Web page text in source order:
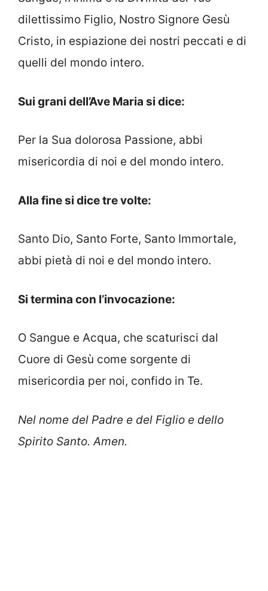
dilettissimo Figlio, Nostro Signore Gesù
Cristo, in espiazione dei nostri peccati e di
quelli del mondo intero.
Sui grani dell’Ave Maria si dice:
Per la Sua dolorosa Passione, abbi
misericordia di noi e del mondo intero.
Alla fine si dice tre volte:
Santo Dio, Santo Forte, Santo Immortale,
abbi pietà di noi e del mondo intero.
Si termina con l’invocazione:
O Sangue e Acqua, che scaturisci dal
Cuore di Gesù come sorgente di
misericordia per noi, confido in Te.
Nel nome del Padre e del Figlio e dello
Spirito Santo. Amen.